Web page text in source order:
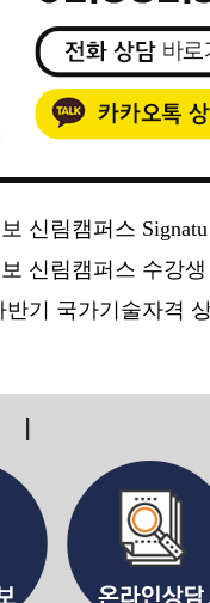
신림캠퍼스
신림캠퍼스 수강
반기 국가기술자격